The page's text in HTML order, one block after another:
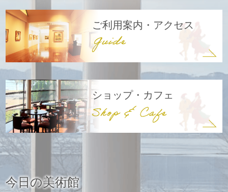
ご利用案内・アクセス
ショップ・カフェ
今日の美術館